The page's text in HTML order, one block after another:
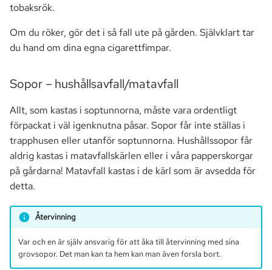
tobaksrök.
Om du röker, gör det i så fall ute på gården. Självklart tar
du hand om dina egna cigarettfimpar.
Sopor – hushållsavfall/matavfall
Allt, som kastas i soptunnorna, måste vara ordentligt
förpackat i väl igenknutna påsar. Sopor får inte ställas i
trapphusen eller utanför soptunnorna. Hushållssopor får
aldrig kastas i matavfallskärlen eller i våra papperskorgar
på gårdarna! Matavfall kastas i de kärl som är avsedda för
detta.
Återvinning
Var och en är själv ansvarig för att åka till återvinning med sina
grovsopor. Det man kan ta hem kan man även forsla bort.